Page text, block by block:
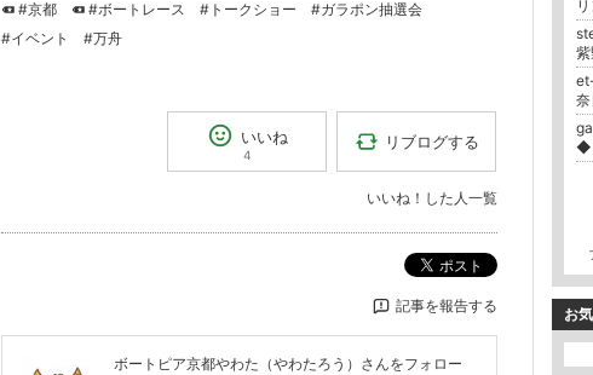
#京都
#ボートレース #トークショー
#ガラポン抽選会
#イベント
#万舟
いいね
4
リブログする
いいね！した人一覧
ポスト
記事を報告する
ボートピア京都やわた（やわたろう） さんをフォロー
◆
お